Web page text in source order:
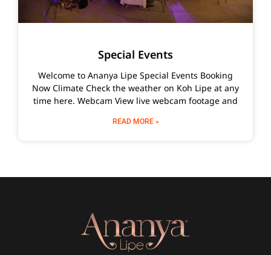
Special Events
Welcome to Ananya Lipe Special Events Booking
Now Climate Check the weather on Koh Lipe at any
time here. Webcam View live webcam footage and
READ MORE »